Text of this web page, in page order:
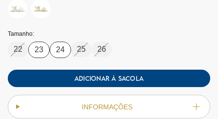
Tamanho:
22 23 24 25 26
ADICIONAR À SACOLA
INFORMAÇÕES